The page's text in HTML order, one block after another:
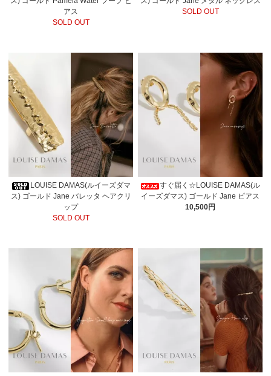
アス
SOLD OUT
SOLD OUT
LOUISE DAMAS(ルイーズダマ
ス) ゴールド Jane バレッタ ヘアクリ
ップ
SOLD OUT
すぐ届く☆LOUISE DAMAS(ル
イーズダマス) ゴールド Jane ピアス
10,500円